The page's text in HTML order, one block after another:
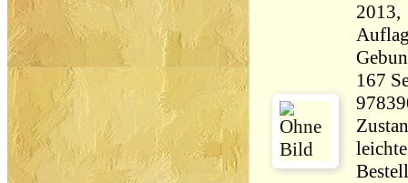
167 Seiten